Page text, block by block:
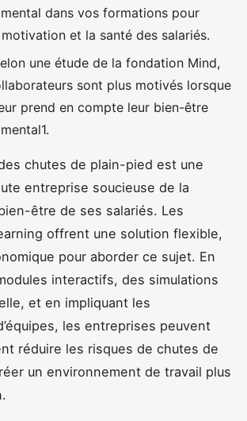
dans vos formations pour
et la santé des salariés.
une étude de la fondation Mind,
sont plus motivés lorsque
prend en compte leur bien-être
chutes de plain-pied est une
entreprise soucieuse de la
être de ses salariés. Les
offrent une solution flexible,
pour aborder ce sujet. En
interactifs, des simulations
et en impliquant les
les entreprises peuvent
réduire les risques de chutes de
un environnement de travail plus